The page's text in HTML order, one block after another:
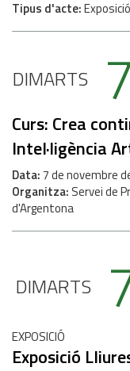
Tipus d'acte Exposició
DIMARTS 7
Curs: Crea
Intel·ligència
Data 7denovembre
Organitza Servei de
d'Argentona
DIMARTS
EXPOSICIÓ
Exposició